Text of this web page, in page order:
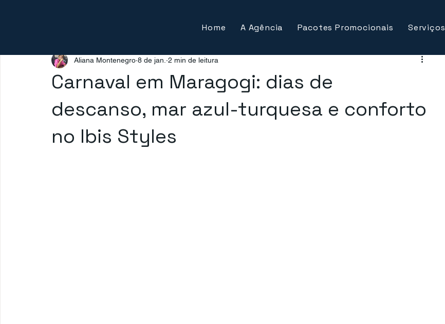
Home A Agência Pacotes Promocionais Serviços
Carnaval em Maragogi: dias de
descanso, mar azul-turquesa e conforto
no Ibis Styles
Aliana Montenegro 8 de jan. 2 min de leitura